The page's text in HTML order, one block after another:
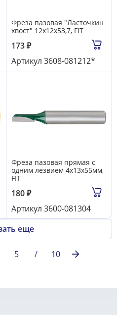
Фреза пазовая "Ласточкин
хвост" 12х12х53,7, FIT
173₽
Артикул 3608-081212*
Фреза пазовая прямая с
одним лезвием 4х13х55мм,
FIT
180₽
Артикул 3600-081304
еще
5 /
10